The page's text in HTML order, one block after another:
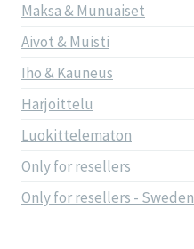
Maksa & Munuaiset
Aivot & Muisti
Iho & Kauneus
Harjoittelu
Luokittelematon
Only for resellers
Only for resellers - Sweden